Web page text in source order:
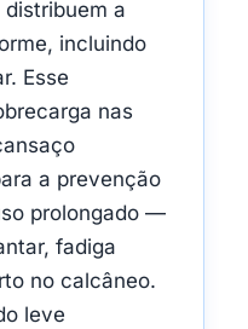
a
incluindo
Esse
nas
a prevenção
prolongado —
fadiga
no calcâneo.
leve